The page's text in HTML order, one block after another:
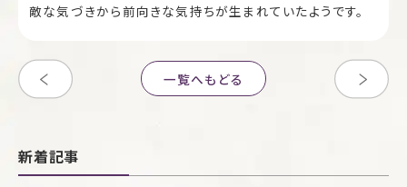
敵な気づきから前向きな気持ちが生まれていたようです。
一覧へもどる
新着記事